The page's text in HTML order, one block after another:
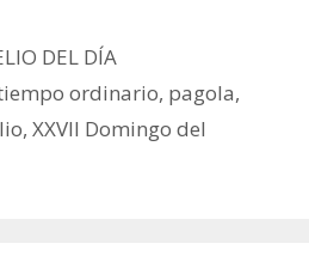
DEL DÍA
ordinario, pagola,
, XXVII Domingo del